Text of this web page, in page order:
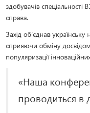
здобувачів спеціальності
справа.
Захід об’єднав українську
сприяючи обміну
популяризації
«Наша
проводиться в